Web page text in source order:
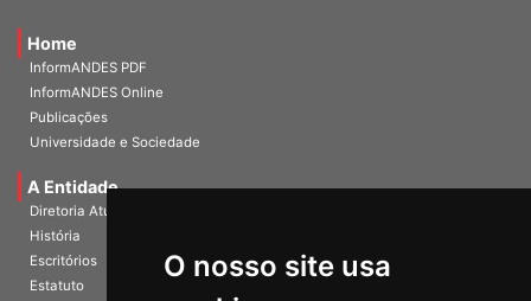
O nosso site usa
Home
InformANDES PDF
InformANDES Online
Publicações
Universidade e Sociedade
A Entidade
Diretoria Atual
História
Escritórios
Estatuto